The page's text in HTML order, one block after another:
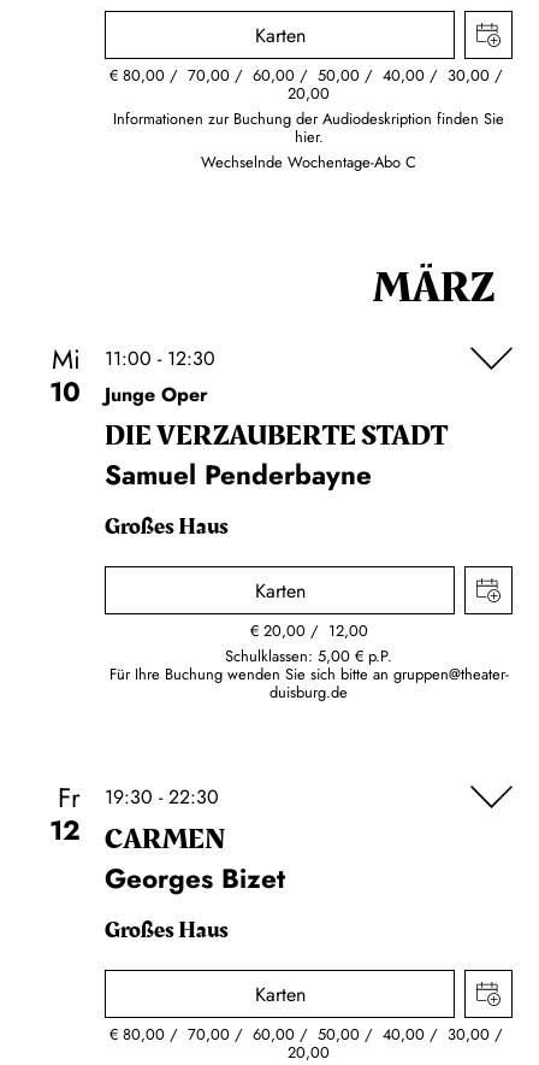
Karten
€80,00 70,00 60,00 50,00 40,00 30,00
20,00
Informationen zur Buchung der Audiodeskription finden Sie
hier.
Wechselnde Wochentage-Abo C
MÄRZ
Mi
10
11:00 - 12:30
Junge Oper
DIE VERZAUBERTE STADT
Samuel Penderbayne
Großes Haus
Karten
€ 20,00
12,00
Schulklassen: 5,00 € p.P.
Für Ihre Buchung wenden Sie sich bitte an gruppen@theater-
duisburg.de
Fr
12
19:30 - 22:30
CARMEN
Georges Bizet
Großes Haus
Karten
€80,00 70,00 60,00 50,00 40,00 30,00
20,00